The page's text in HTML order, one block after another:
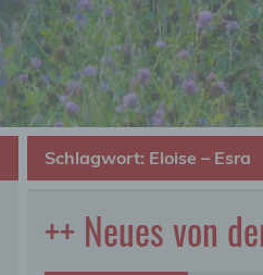
Schlagwort: Eloise – Esra
++ Neues von